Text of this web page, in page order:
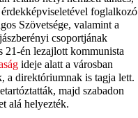
foglalkozó
Szövetsége, valamint a
jászberényi csoportjának
21-én lezajlott kommunista
ideje alatt a városban
a direktóriumnak is tagja lett.
majd szabadon
alá helyezték.